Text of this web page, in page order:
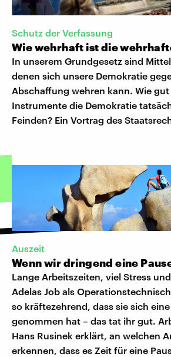
Schutz der Verfassung
Wie wehrhaft ist die
In unserem Grundgesetz sind
denen sich unsere Demokratie
Abschaffung wehren kann. Wie
Instrumente die Demokratie
Feinden? Ein Vortrag des
Auszeit
Wenn wir dringend eine
Lange Arbeitszeiten, viel Stress
Adelas Job als
so kräftezehrend, dass sie sich
genommen hat – das tat ihr gut.
Hans Rusinek erklärt, an welchen
erkennen, dass es Zeit für eine